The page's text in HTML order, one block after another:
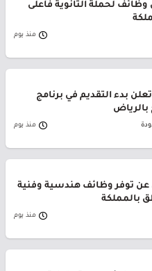
لحملة الثانوية فأعلى
منذ يوم
بدء التقديم في برنامج
بالرياض
منذ يوم
عن توفر وظائف هندسية وفنية
بالمملكة
منذ يوم